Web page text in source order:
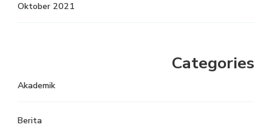
Oktober 2021
Categories
Akademik
Berita